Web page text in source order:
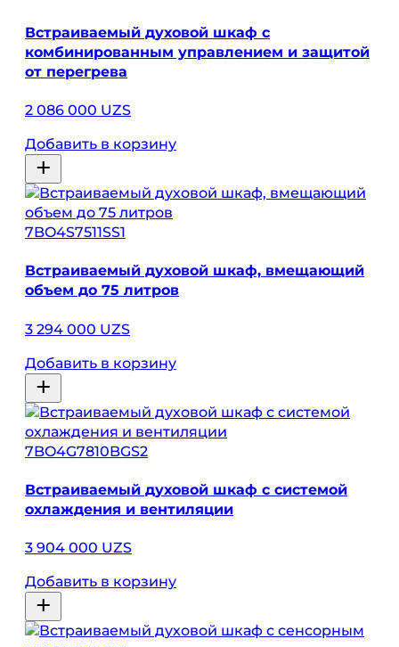
Встраиваемый духовой шкаф с
комбинированным управлением и защитой
от перегрева
2 086 000 UZS
Добавить в корзину
7BO4S7511SS1
Встраиваемый духовой шкаф, вмещающий
объем до 75 литров
3 294 000 UZS
Добавить в корзину
7BO4G7810BGS2
Встраиваемый духовой шкаф с системой
охлаждения и вентиляции
3 904 000 UZS
Добавить в корзину